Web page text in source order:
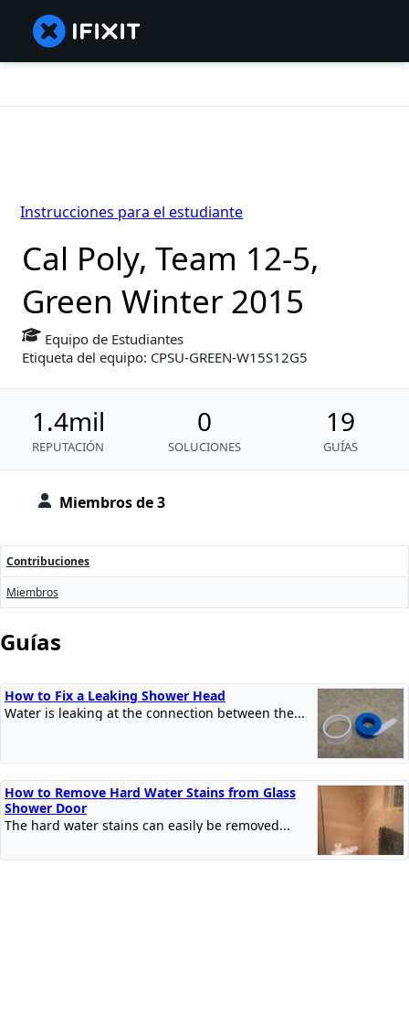
Miembros de 3
Cal Poly, Team 12-5,
Green Winter 2015
Equipo de Estudiantes
Etiqueta del equipo: CPSU-GREEN-W15S12G5
1.4mil
REPUTACIÓN
0
SOLUCIONES
19
GUÍAS
Instrucciones para el estudiante
Contribuciones
Miembros
Guías
How to Fix a Leaking Shower Head
Water is leaking at the connection between the...
How to Remove Hard Water Stains from Glass
Shower Door
The hard water stains can easily be removed...